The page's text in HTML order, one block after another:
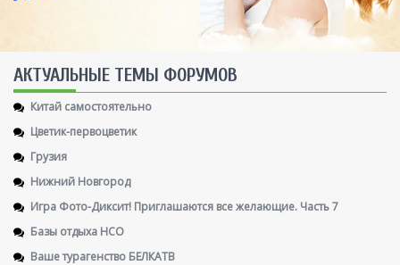
AКТУАЛЬНЫЕ ТЕМЫ ФОРУМОВ
Китай самостоятельно
Цветик-первоцветик
Грузия
Нижний Новгород
Игра Фото-Диксит! Приглашаются все желающие. Часть 7
Базы отдыха НСО
Ваше турагенство БЕЛКАТВ